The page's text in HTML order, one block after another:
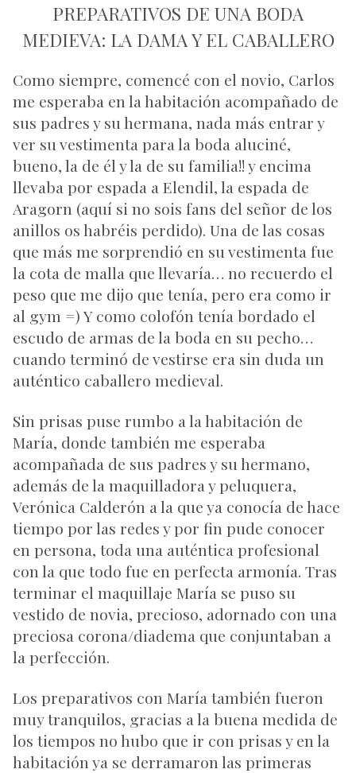
PREPARATIVOS DE UNA BODA
MEDIEVA: LA DAMA Y EL CABALLERO
Como siempre, comencé con el novio, Carlos
me esperaba en la habitación acompañado de
sus padres y su hermana, nada más entrar y
ver su vestimenta para la boda aluciné,
bueno, la de él y la de su familia!! y encima
llevaba por espada a Elendil, la espada de
Aragorn (aquí si no sois fans del señor de los
anillos os habréis perdido). Una de las cosas
que más me sorprendió en su vestimenta fue
la cota de malla que llevaría… no recuerdo el
peso que me dijo que tenía, pero era como ir
al gym =) Y como colofón tenía bordado el
escudo de armas de la boda en su pecho…
cuando terminó de vestirse era sin duda un
auténtico caballero medieval.
Sin prisas puse rumbo a la habitación de
María, donde también me esperaba
acompañada de sus padres y su hermano,
además de la maquilladora y peluquera,
Verónica Calderón a la que ya conocía de hace
tiempo por las redes y por fin pude conocer
en persona, toda una auténtica profesional
con la que todo fue en perfecta armonía. Tras
terminar el maquillaje María se puso su
vestido de novia, precioso, adornado con una
preciosa corona/diadema que conjuntaban a
la perfección.
Los preparativos con María también fueron
muy tranquilos, gracias a la buena medida de
los tiempos no hubo que ir con prisas y en la
habitación ya se derramaron las primeras